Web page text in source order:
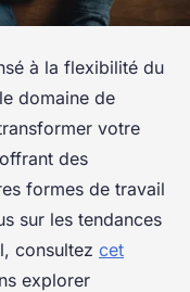
à la flexibilité du
domaine de
votre
des
formes de travail
sur les tendances
consultez cet
explorer